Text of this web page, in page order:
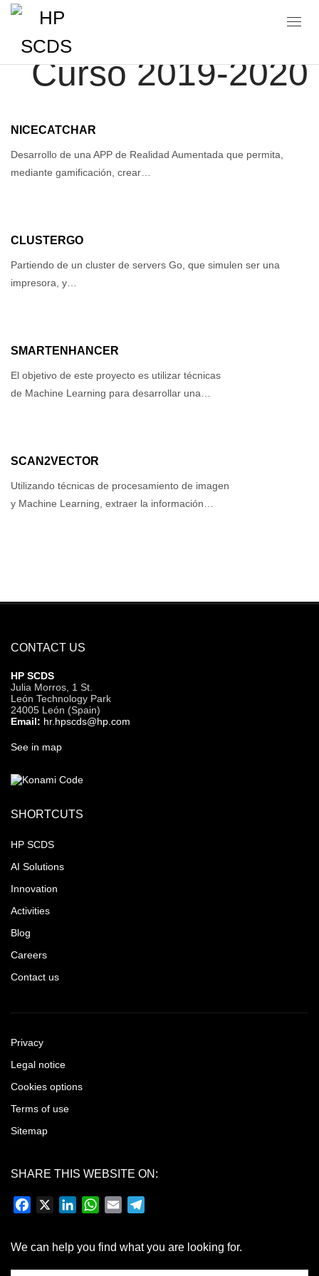
Portfolio Category:
Curso 2019-2020
NICECATCHAR
Desarrollo de una APP de Realidad Aumentada que permita,
mediante gamificación, crear…
CLUSTERGO
Partiendo de un cluster de servers Go, que simulen ser una
impresora, y…
SMARTENHANCER
El objetivo de este proyecto es utilizar técnicas
de Machine Learning para desarrollar una…
SCAN2VECTOR
Utilizando técnicas de procesamiento de imagen
y Machine Learning, extraer la información…
CONTACT US
HP SCDS
Julia Morros, 1 St.
León Technology Park
24005 León (Spain)
Email: hr.hpscds@hp.com
See in map
SHORTCUTS
HP SCDS
AI Solutions
Innovation
Activities
Blog
Careers
Contact us
Privacy
Legal notice
Cookies options
Terms of use
Sitemap
SHARE THIS WEBSITE ON:
Facebook LinkedInWhatsApp
Email
We can help you find what you are looking for.